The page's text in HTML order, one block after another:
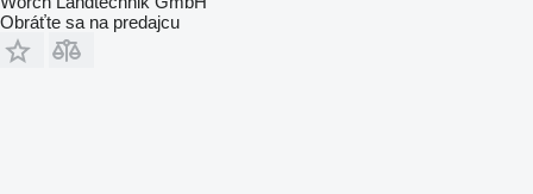
Obráťte sa na predajcu